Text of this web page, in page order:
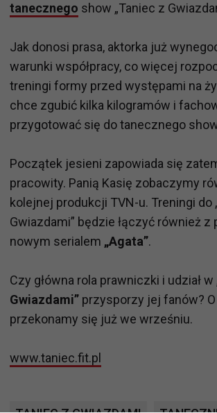
tanecznego show „Taniec z
Jak donosi prasa, aktorka już
warunki współpracy, co więcej
treningi formy przed występami na
chce zgubić kilka kilogramów i
przygotować się do tanecznego
Początek jesieni zapowiada się
pracowity. Panią Kasię zobaczymy
kolejnej produkcji TVN-u. Treningi do
Gwiazdami” będzie łączyć również z
nowym serialem „Agata”.
Czy główna rola prawniczki i udział w
Gwiazdami” przysporzy jej fanów?
przekonamy się już we wrześniu.
www.taniec.fit.pl